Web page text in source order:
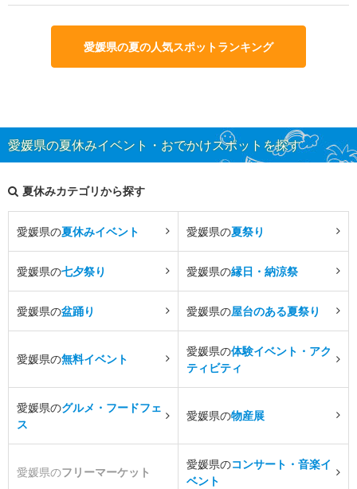
愛媛県の夏の人気スポットランキング
愛媛県の夏休みイベント・おでかけスポットを探す
夏休みカテゴリから探す
愛媛県の夏休みイベント 愛媛県の夏祭り
愛媛県の七夕祭り 愛媛県の縁日・納涼祭
愛媛県の盆踊り 愛媛県の屋台のある夏祭り
愛媛県の無料イベント
愛媛県の体験イベント・アク
ティビティ
愛媛県のグルメ・フードフェ
ス
愛媛県の物産展
愛媛県のフリーマーケット
愛媛県のコンサート・音楽イ
ベント